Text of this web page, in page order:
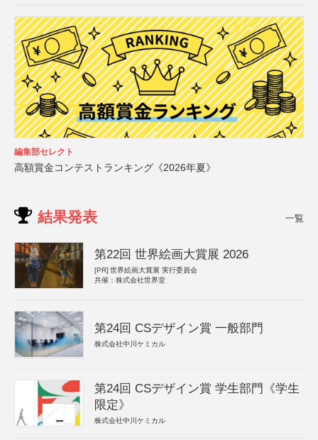
編集部セレクト
高額賞金コンテストランキング《2026年夏》
結果発表 一覧
第22回 世界絵画大賞展 2026
[PR] 世界絵画大賞展 実行委員会
共催：株式会社世界堂
第24回 CSデザイン賞 一般部門
株式会社中川ケミカル
第24回 CSデザイン賞 学生部門《学生
限定》
株式会社中川ケミカル